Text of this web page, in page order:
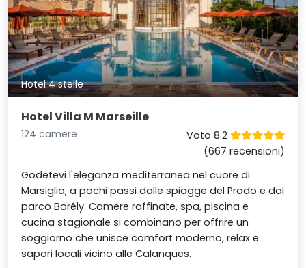
Hotel 4 stelle
Hotel Villa M Marseille
124 camere
Voto 8.2
(667 recensioni)
Godetevi l'eleganza mediterranea nel cuore di
Marsiglia, a pochi passi dalle spiagge del Prado e dal
parco Borély. Camere raffinate, spa, piscina e
cucina stagionale si combinano per offrire un
soggiorno che unisce comfort moderno, relax e
sapori locali vicino alle Calanques.